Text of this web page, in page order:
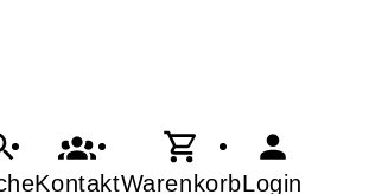
KontaktWarenkorbLogin